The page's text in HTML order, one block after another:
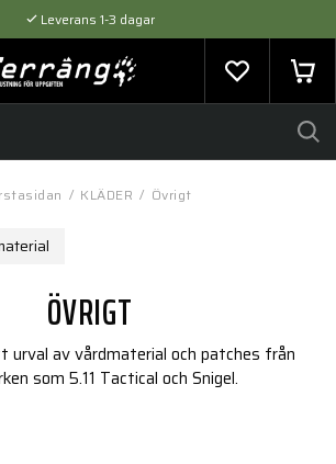
Leverans 1-3 dagar
Flexibel betalning med SVEA
& Kvalitetsprodukter
/ KLÄDER / Övrigt
ÖVRIGT
urval av vårdmaterial och patches från
som 5.11 Tactical och Snigel.